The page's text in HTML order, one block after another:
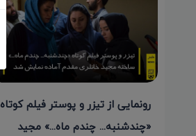
رونمایی از تیزر و پوستر فیلم کوتاه
«چندشنبه... چندم ماه...» مجید